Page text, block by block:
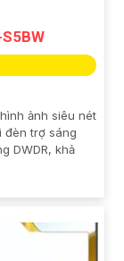
ảnh siêu nét
đèn trợ sáng
DWDR, khả